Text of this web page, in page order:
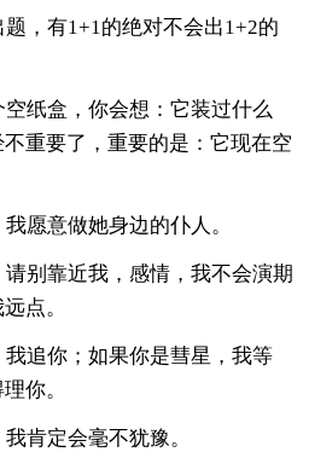
，有1+1的绝对不会出1+2的
纸盒，你会想：它装过什么
重要了，重要的是：它现在空
愿意做她身边的仆人。
别靠近我，感情，我不会演期
点。
追你；如果你是彗星，我等
你。
肯定会毫不犹豫。